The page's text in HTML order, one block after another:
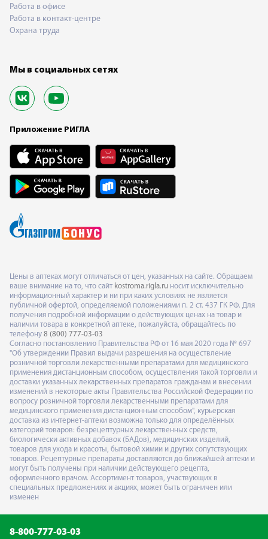
Работа в офисе
Работа в контакт-центре
Охрана труда
Мы в социальных сетях
Приложение РИГЛА
Цены в аптеках могут отличаться от цен, указанных на сайте. Обращаем
ваше внимание на то, что сайт kostroma.rigla.ru носит исключительно
информационный характер и ни при каких условиях не является
публичной офертой, определяемой положениями п. 2 ст. 437 ГК РФ. Для
получения подробной информации о действующих ценах на товар и
наличии товара в конкретной аптеке, пожалуйста, обращайтесь по
телефону 8 (800) 777-03-03
Согласно постановлению Правительства РФ от 16 мая 2020 года № 697
"Об утверждении Правил выдачи разрешения на осуществление
розничной торговли лекарственными препаратами для медицинского
применения дистанционным способом, осуществления такой торговли и
доставки указанных лекарственных препаратов гражданам и внесении
изменений в некоторые акты Правительства Российской Федерации по
вопросу розничной торговли лекарственными препаратами для
медицинского применения дистанционным способом", курьерская
доставка из интернет-аптеки возможна только для определённых
категорий товаров: безрецептурных лекарственных средств,
биологически активных добавок (БАДов), медицинских изделий,
товаров для ухода и красоты, бытовой химии и других сопутствующих
товаров. Рецептурные препараты доставляются до ближайшей аптеки и
могут быть получены при наличии действующего рецепта,
оформленного врачом. Ассортимент товаров, участвующих в
специальных предложениях и акциях, может быть ограничен или
изменен
8-800-777-03-03